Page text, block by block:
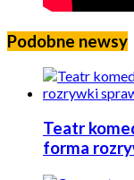
Podobne newsy
Teatr
forma